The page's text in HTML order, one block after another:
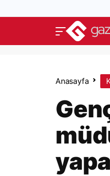
Anasayfa